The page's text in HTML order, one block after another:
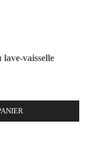
lave-vaisselle